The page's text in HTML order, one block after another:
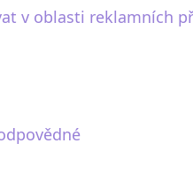
v oblasti reklamních